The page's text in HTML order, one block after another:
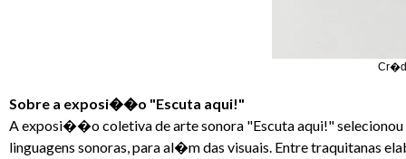
Sobre a exposi��o "Escuta aqui!"
A exposi��o coletiva de arte sonora "Escuta aqui!"
linguagens sonoras, para al�m das visuais. Entre traquitanas